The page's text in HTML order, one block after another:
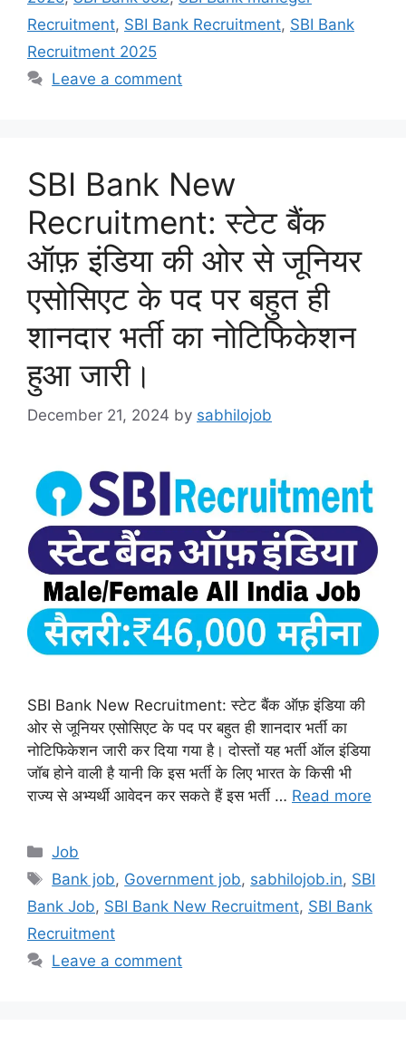
Recruitment, SBI Bank Recruitment, SBI Bank
Recruitment 2025
Leave a comment
SBI Bank New
Recruitment: स्टेट बैंक
ऑफ़ इंडिया की ओर से जूनियर
एसोसिएट के पद पर बहुत ही
शानदार भर्ती का नोटिफिकेशन
हुआ जारी।
December 21, 2024 by sabhilojob
SBI Bank New Recruitment: स्टेट बैंक ऑफ़ इंडिया की
ओर से जूनियर एसोसिएट के पद पर बहुत ही शानदार भर्ती का
नोटिफिकेशन जारी कर दिया गया है। दोस्तों यह भर्ती ऑल इंडिया
जॉब होने वाली है यानी कि इस भर्ती के लिए भारत के किसी भी
राज्य से अभ्यर्थी आवेदन कर सकते हैं इस भर्ती … Read more
Categories
Job
Tags
Bank job, Government job, sabhilojob.in, SBI
Bank Job, SBI Bank New Recruitment, SBI Bank
Recruitment
Leave a comment